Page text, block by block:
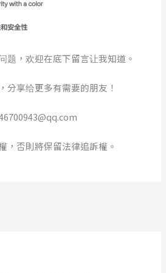
题，欢迎在底下留言让我知道。
分享给更多有需要的朋友！
，否則將保留法律追訴權。